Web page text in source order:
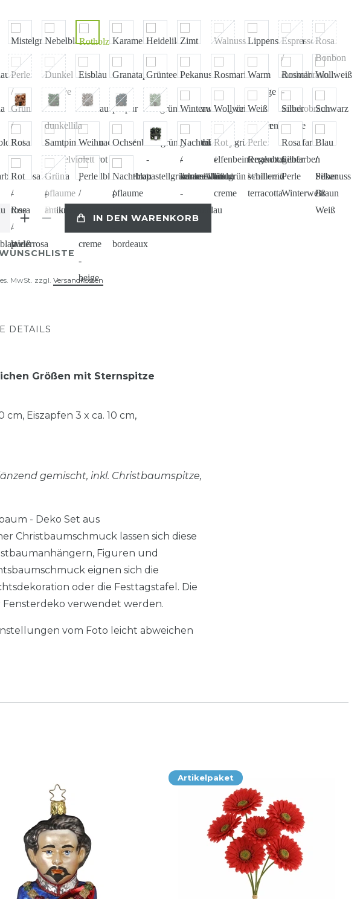
IN DEN WARENKORB
MwSt. zzgl. Versandkosten
DETAILS
Größen mit Sternspitze
Eiszapfen 3 x ca. 10 cm,
gemischt, inkl. Christbaumspitze,
- Deko Set aus
Christbaumschmuck lassen sich diese
Figuren und
eignen sich die
oder die Festtagstafel. Die
Fensterdeko verwendet werden.
vom Foto leicht abweichen
Artikelpaket